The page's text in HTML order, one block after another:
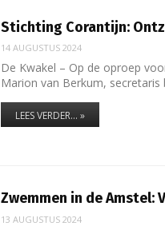
Stichting Corantijn:
14 AUGUSTUS 2024
De Kwakel – Op de oproep
Marion van Berkum, secretaris
LEES VERDER... »
Zwemmen in de Amstel:
13 AUGUSTUS 2024